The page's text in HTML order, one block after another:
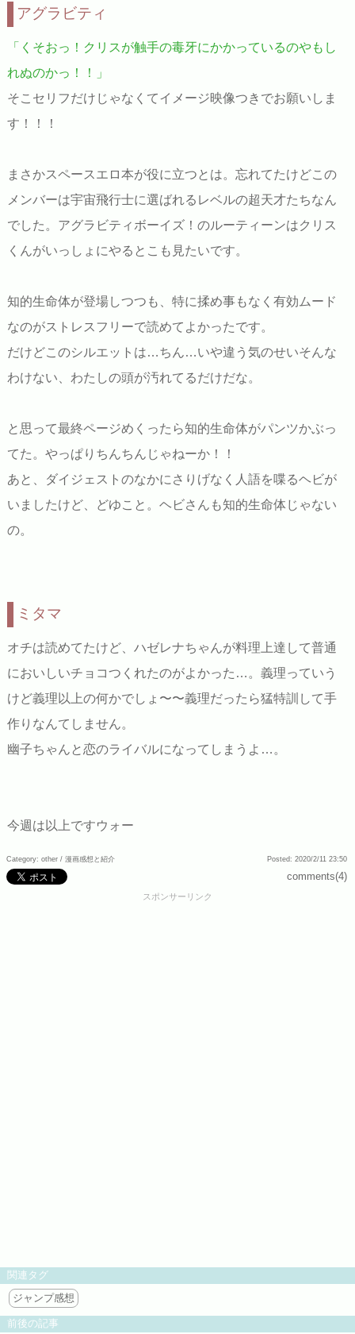
アグラビティ
「くそおっ！クリスが触手の毒牙にかかっているのやもし
れぬのかっ！！」
そこセリフだけじゃなくてイメージ映像つきでお願いしま
す！！！
まさかスペースエロ本が役に立つとは。忘れてたけどこの
メンバーは宇宙飛行士に選ばれるレベルの超天才たちなん
でした。アグラビティボーイズ！のルーティーンはクリス
くんがいっしょにやるとこも見たいです。
知的生命体が登場しつつも、特に揉め事もなく有効ムード
なのがストレスフリーで読めてよかったです。
だけどこのシルエットは…ちん…いや違う気のせいそんな
わけない、わたしの頭が汚れてるだけだな。
と思って最終ページめくったら知的生命体がパンツかぶっ
てた。やっぱりちんちんじゃねーか！！
あと、ダイジェストのなかにさりげなく人語を喋るヘビが
いましたけど、どゆこと。ヘビさんも知的生命体じゃない
の。
ミタマ
オチは読めてたけど、ハゼレナちゃんが料理上達して普通
においしいチョコつくれたのがよかった…。義理っていう
けど義理以上の何かでしょ〜〜義理だったら猛特訓して手
作りなんてしません。
幽子ちゃんと恋のライバルになってしまうよ…。
今週は以上ですウォー
Category: other / 漫画感想と紹介 Posted: 2020/2/11 23:50
comments(4)
スポンサーリンク
関連タグ
ジャンプ感想
前後の記事